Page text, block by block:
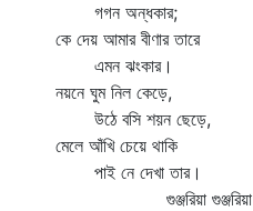
গগন অন্ধকার;
কে দেয় আমার বীণার তারে
এমন ঝংকার।
নয়নে ঘুম নিল কেড়ে,
উঠে বসি শয়ন ছেড়ে,
মেলে আঁখি চেয়ে থাকি
পাই নে দেখা তার।
গুঞ্জরিয়া গুঞ্জরিয়া